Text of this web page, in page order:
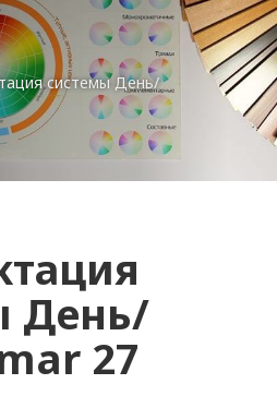
системы День/
День/
27